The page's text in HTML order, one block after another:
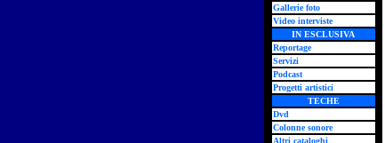
Gallerie foto
Video interviste
IN ESCLUSIVA
Reportage
Servizi
Podcast
Progetti artistici
TECHE
Dvd
Colonne sonore
Altri cataloghi